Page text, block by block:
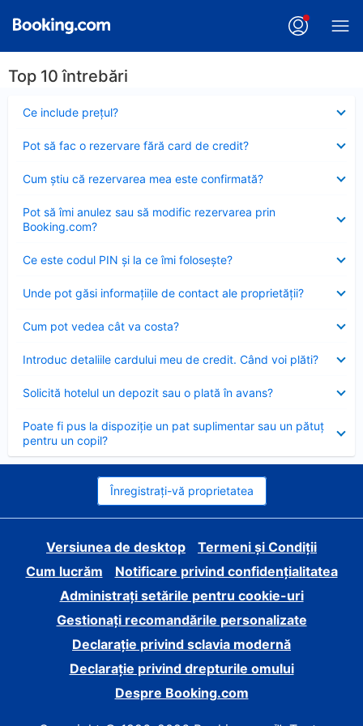
Top 10 întrebări
Ce include preţul?
închis
Pot să fac o rezervare fără card de credit?
închis
Cum ştiu că rezervarea mea este confirmată?
închis
Pot să îmi anulez sau să modific rezervarea prin
Booking.com?
închis
Ce este codul PIN şi la ce îmi foloseşte?
închis
Unde pot găsi informațiile de contact ale proprietății?
închis
Cum pot vedea cât va costa?
închis
Introduc detaliile cardului meu de credit. Când voi plăti?
închis
Solicită hotelul un depozit sau o plată în avans?
închis
Poate fi pus la dispoziție un pat suplimentar sau un pătuț
pentru un copil?
închis
Înregistrați-vă proprietatea
Versiunea de desktop
Termeni și Condiții
Cum lucrăm
Notificare privind confidențialitatea
Administrați setările pentru cookie-uri
Gestionați recomandările personalizate
Declarație privind sclavia modernă
Declarație privind drepturile omului
Despre Booking.com